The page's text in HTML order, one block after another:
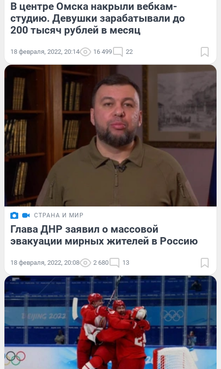
В центре Омска накрыли вебкам-
студию. Девушки зарабатывали до
200 тысяч рублей в месяц
18 февраля, 2022, 20:14 16 499 22
СТРАНА И МИР
Глава ДНР заявил о массовой
эвакуации мирных жителей в Россию
18 февраля, 2022, 20:08 2 680 13